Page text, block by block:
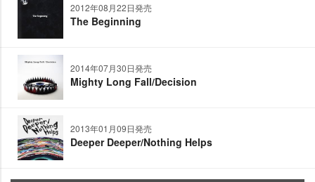
2012年08月22日発売
The Beginning
2014年07月30日発売
Mighty Long Fall/Decision
2013年01月09日発売
Deeper Deeper/Nothing Helps